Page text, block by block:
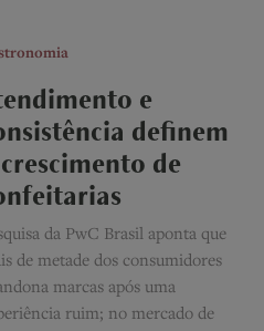
e
definem
de
da PwC Brasil aponta que
de metade dos consumidores
marcas após uma
ruim; no mercado de